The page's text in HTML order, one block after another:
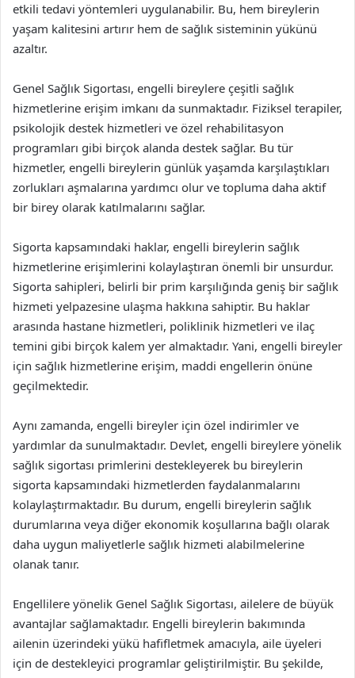
etkili tedavi yöntemleri uygulanabilir. Bu, hem bireylerin
yaşam kalitesini artırır hem de sağlık sisteminin yükünü
azaltır.
Genel Sağlık Sigortası, engelli bireylere çeşitli sağlık
hizmetlerine erişim imkanı da sunmaktadır. Fiziksel terapiler,
psikolojik destek hizmetleri ve özel rehabilitasyon
programları gibi birçok alanda destek sağlar. Bu tür
hizmetler, engelli bireylerin günlük yaşamda karşılaştıkları
zorlukları aşmalarına yardımcı olur ve topluma daha aktif
bir birey olarak katılmalarını sağlar.
Sigorta kapsamındaki haklar, engelli bireylerin sağlık
hizmetlerine erişimlerini kolaylaştıran önemli bir unsurdur.
Sigorta sahipleri, belirli bir prim karşılığında geniş bir sağlık
hizmeti yelpazesine ulaşma hakkına sahiptir. Bu haklar
arasında hastane hizmetleri, poliklinik hizmetleri ve ilaç
temini gibi birçok kalem yer almaktadır. Yani, engelli bireyler
için sağlık hizmetlerine erişim, maddi engellerin önüne
geçilmektedir.
Aynı zamanda, engelli bireyler için özel indirimler ve
yardımlar da sunulmaktadır. Devlet, engelli bireylere yönelik
sağlık sigortası primlerini destekleyerek bu bireylerin
sigorta kapsamındaki hizmetlerden faydalanmalarını
kolaylaştırmaktadır. Bu durum, engelli bireylerin sağlık
durumlarına veya diğer ekonomik koşullarına bağlı olarak
daha uygun maliyetlerle sağlık hizmeti alabilmelerine
olanak tanır.
Engellilere yönelik Genel Sağlık Sigortası, ailelere de büyük
avantajlar sağlamaktadır. Engelli bireylerin bakımında
ailenin üzerindeki yükü hafifletmek amacıyla, aile üyeleri
için de destekleyici programlar geliştirilmiştir. Bu şekilde,